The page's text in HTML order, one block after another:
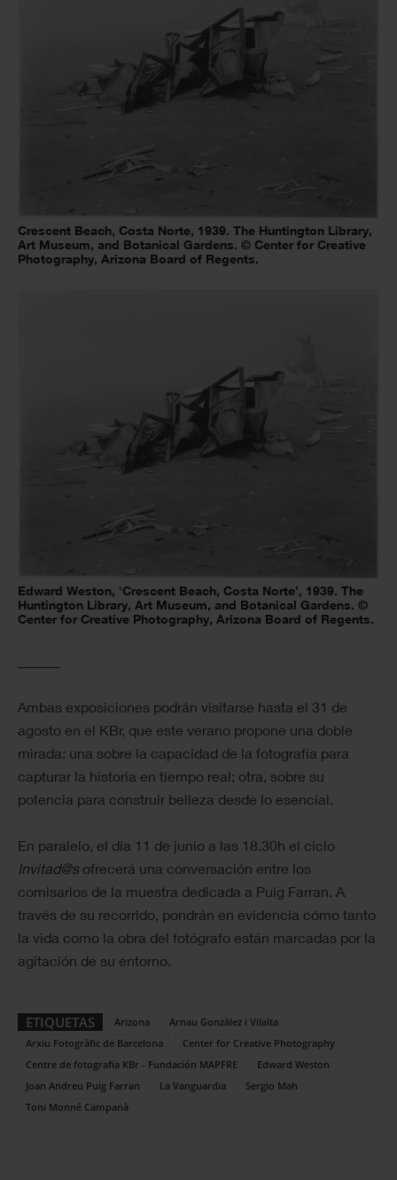
Crescent Beach, Costa Norte, 1939. The Huntington Library,
Art Museum, and Botanical Gardens. © Center for Creative
Photography, Arizona Board of Regents.
Edward Weston, ‘Crescent Beach, Costa Norte’, 1939. The
Huntington Library, Art Museum, and Botanical Gardens. ©
Center for Creative Photography, Arizona Board of Regents.
Ambas exposiciones podrán visitarse hasta el 31 de
agosto en el KBr, que este verano propone una doble
mirada: una sobre la capacidad de la fotografía para
capturar la historia en tiempo real; otra, sobre su
potencia para construir belleza desde lo esencial.
En paralelo, el día 11 de junio a las 18.30h el ciclo
Invitad@sofrecerá una conversación entre los
comisarios de la muestra dedicada a Puig Farran. A
través de su recorrido, pondrán en evidencia cómo tanto
la vida como la obra del fotógrafo están marcadas por la
agitación de su entorno.
ETIQUETAS Arizona
Arnau Gonzàlez i Vilalta
Arxiu Fotogràfic de Barcelona
Center for Creative Photography
Centre de fotografia KBr - Fundación MAPFRE
Edward Weston
Joan Andreu Puig Farran
La Vanguardia
Sergio Mah
Toni Monné Campanà